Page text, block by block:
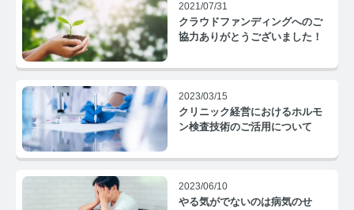
メディアコンセプト
AGA
AGAコラム TOP
テストステロン
テストステロンコラム TOP
2021/07/31
クラウドファンディングへのご
協力ありがとうございました！
2023/03/15
クリニック経営におけるホルモ
ン検査技術のご活用について
2023/06/10
やる気がでないのは病気のせ